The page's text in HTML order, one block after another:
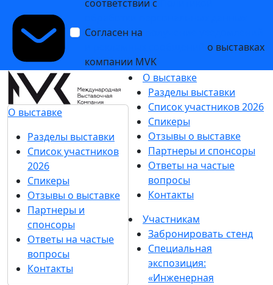
соответствии с
Согласен на
о выставках
компании MVK
О выставке
Разделы выставки
Список участников
2026
Спикеры
Отзывы о выставке
Партнеры и
спонсоры
Ответы на частые
вопросы
Контакты
О выставке
Разделы выставки
Список участников 2026
Спикеры
Отзывы о выставке
Партнеры и спонсоры
Ответы на частые
вопросы
Контакты
Участникам
Забронировать стенд
Специальная
экспозиция:
«Инженерная